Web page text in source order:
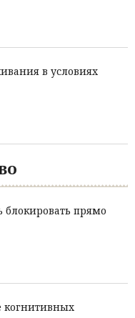
в условиях
прямо
когнитивных